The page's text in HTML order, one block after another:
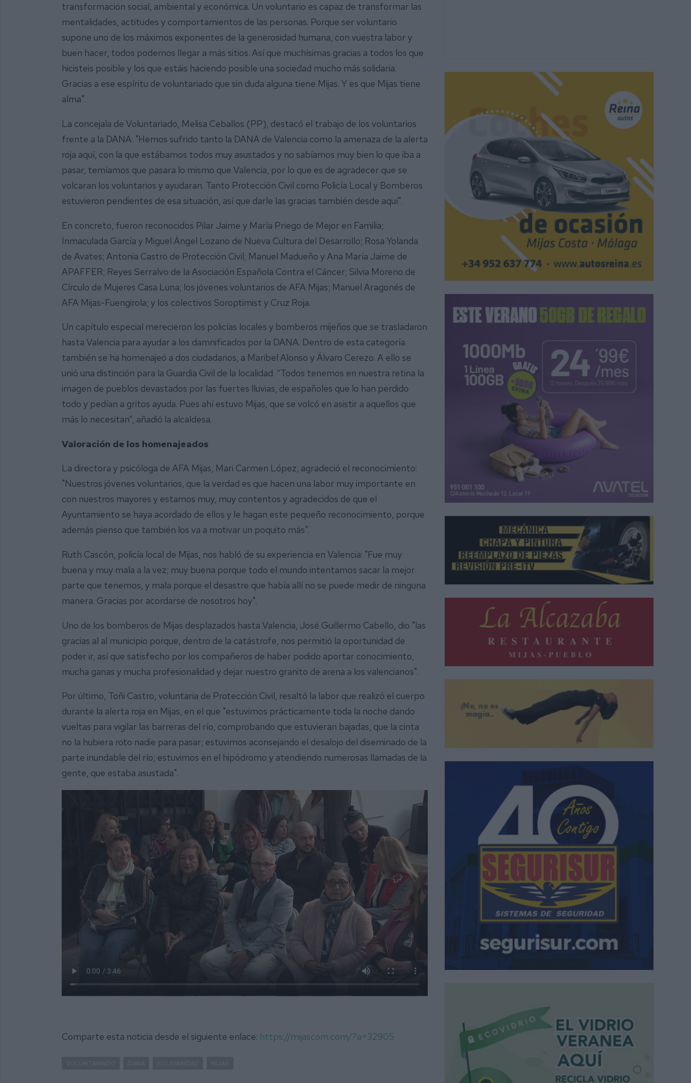
transformación social, ambiental y económica. Un voluntario es capaz de transformar las
mentalidades, actitudes y comportamientos de las personas. Porque ser voluntario
supone uno de los máximos exponentes de la generosidad humana, con vuestra labor y
buen hacer, todos podemos llegar a más sitios. Así que muchísimas gracias a todos los que
hicisteis posible y los que estáis haciendo posible una sociedad mucho más solidaria.
Gracias a ese espíritu de voluntariado que sin duda alguna tiene Mijas. Y es que Mijas tiene
alma".
La concejala de Voluntariado, Melisa Ceballos (PP), destacó el trabajo de los voluntarios
frente a la DANA: "Hemos sufrido tanto la DANA de Valencia como la amenaza de la alerta
roja aquí, con la que estábamos todos muy asustados y no sabíamos muy bien lo que iba a
pasar, temíamos que pasara lo mismo que Valencia, por lo que es de agradecer que se
volcaran los voluntarios y ayudaran. Tanto Protección Civil como Policía Local y Bomberos
estuvieron pendientes de esa situación, así que darle las gracias también desde aquí".
En concreto, fueron reconocidos Pilar Jaime y María Priego de Mejor en Familia;
Inmaculada García y Miguel Ángel Lozano de Nueva Cultura del Desarrollo; Rosa Yolanda
de Avates; Antonia Castro de Protección Civil; Manuel Madueño y Ana María Jaime de
APAFFER; Reyes Serralvo de la Asociación Española Contra el Cáncer; Silvia Moreno de
Círculo de Mujeres Casa Luna; los jóvenes voluntarios de AFA Mijas; Manuel Aragonés de
AFA Mijas-Fuengirola; y los colectivos Soroptimist y Cruz Roja.
Un capítulo especial merecieron los policías locales y bomberos mijeños que se trasladaron
hasta Valencia para ayudar a los damnificados por la DANA. Dentro de esta categoría
también se ha homenajeó a dos ciudadanos, a Maribel Alonso y Álvaro Cerezo. A ello se
unió una distinción para la Guardia Civil de la localidad. “Todos tenemos en nuestra retina la
imagen de pueblos devastados por las fuertes lluvias, de españoles que lo han perdido
todo y pedían a gritos ayuda. Pues ahí estuvo Mijas, que se volcó en asistir a aquellos que
más lo necesitan”, añadió la alcaldesa.
Valoración de los homenajeados
La directora y psicóloga de AFA Mijas, Mari Carmen López, agradeció el reconocimiento:
"Nuestros jóvenes voluntarios, que la verdad es que hacen una labor muy importante en
con nuestros mayores y estamos muy, muy contentos y agradecidos de que el
Ayuntamiento se haya acordado de ellos y le hagan este pequeño reconocimiento, porque
además pienso que también los va a motivar un poquito más".
Ruth Cascón, policía local de Mijas, nos habló de su experiencia en Valencia: "Fue muy
buena y muy mala a la vez; muy buena porque todo el mundo intentamos sacar la mejor
parte que tenemos, y mala porque el desastre que había allí no se puede medir de ninguna
manera. Gracias por acordarse de nosotros hoy".
Uno de los bomberos de Mijas desplazados hasta Valencia, José Guillermo Cabello, dio "las
gracias al al municipio porque, dentro de la catástrofe, nos permitió la oportunidad de
poder ir, así que satisfecho por los compañeros de haber podido aportar conocimiento,
mucha ganas y mucha profesionalidad y dejar nuestro granito de arena a los valencianos".
Por último, Toñi Castro, voluntaria de Protección Civil, resaltó la labor que realizó el cuerpo
durante la alerta roja en Mijas, en el que "estuvimos prácticamente toda la noche dando
vueltas para vigilar las barreras del río, comprobando que estuvieran bajadas, que la cinta
no la hubiera roto nadie para pasar; estuvimos aconsejando el desalojo del diseminado de la
parte inundable del río; estuvimos en el hipódromo y atendiendo numerosas llamadas de la
gente, que estaba asustada".
Comparte esta noticia desde el siguiente enlace: https://mijascom.com/?a=32905